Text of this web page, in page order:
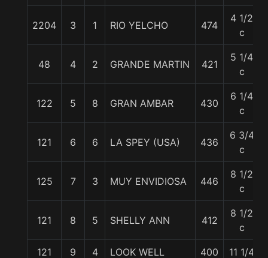
2204 3 1 RIO YELCHO 474
4 1/2
c
48 4 2 GRANDE MARTIN 421
5 1/4
c
122 5 8 GRAN AMBAR 430
6 1/4
c
121 6 6 LA SPEY (USA) 436
6 3/4
c
125 7 3 MUY ENVIDIOSA 446
8 1/2
c
121 8 5 SHELLY ANN 412
8 1/2
c
121 9 4 LOOK WELL 400 11 1/4